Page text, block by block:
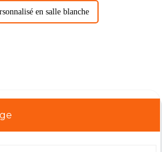
en salle blanche